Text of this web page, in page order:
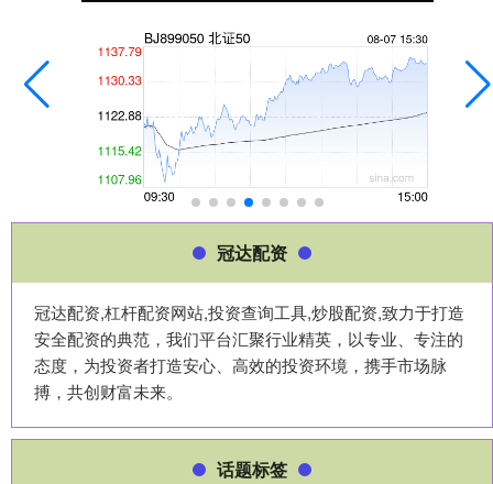
冠达配资
冠达配资,杠杆配资网站,投资查询工具,炒股配资,致力于打造
安全配资的典范，我们平台汇聚行业精英，以专业、专注的
态度，为投资者打造安心、高效的投资环境，携手市场脉
搏，共创财富未来。
话题标签